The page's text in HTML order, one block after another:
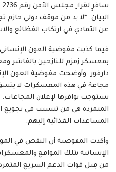
البيان: “لا بد من موقف دولي حازم
عن التمادي في ارتكاب الفظائع
فيما كذبت مفوضية العون الإنساني
بمعسكر زمزم للنازحين بالفاشر
دارفور. وأوضحت مفوضية العون
مجاعة في هذه المعسكرات لا
تستوجب توافرها لإعلان
المتمردة هي من تتسبب في تجويع
المساعدات الغذائية إليهم.
وأكدت المفوضية أن النقص في
الإنسانية بتلك المواقع
من قِبل قوات الدعم السريع